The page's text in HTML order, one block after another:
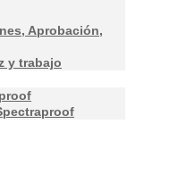
Aprobación,
y trabajo
incl. SMA